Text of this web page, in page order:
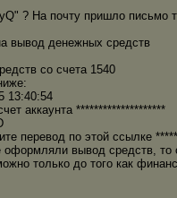
? На почту пришло письмо
вывод денежных средств
со счета 1540
13:40:54
аккаунта ********************
перевод по этой ссылке
вывод средств, то
только до того как